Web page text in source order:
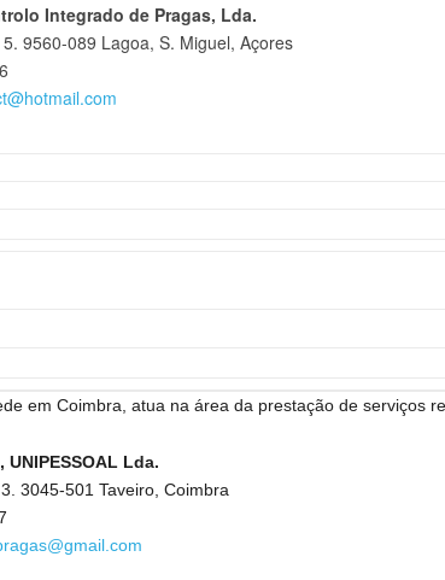
Integrado de Pragas, Lda.
5. 9560-089 Lagoa, S. Miguel, Açores
em Coimbra, atua na área da prestação de serviços
UNIPESSOAL Lda.
3045-501 Taveiro, Coimbra